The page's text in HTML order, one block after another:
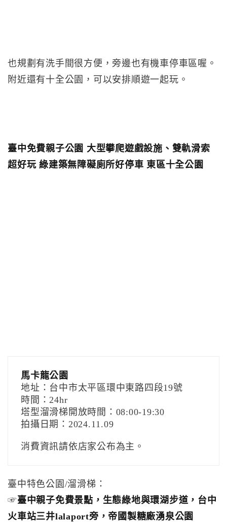
也規劃有洗手間很方便，旁邊也有機車停車區喔。
附近還有十全公園，可以安排順遊一起玩。
臺中免費親子公園 大型攀爬遊戲設施、雙軌滑索
超好玩 綠建築無障礙廁所好停車 東區十全公園
馬卡龍公園
地址：台中市太平區環中東路四段19號
時間：24hr
塔型溜滑梯開放時間：08:00-19:30
拍攝日期：2024.11.09
消費資訊請依店家公布為主。
臺中特色公園/溜滑梯：
☞臺中親子免費景點，生態綠地與環湖步道，台中
火車站三井lalaport旁，帝國製糖廠湧泉公園